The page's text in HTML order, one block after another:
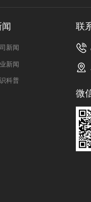
闻
新闻
新闻
科普
联
微